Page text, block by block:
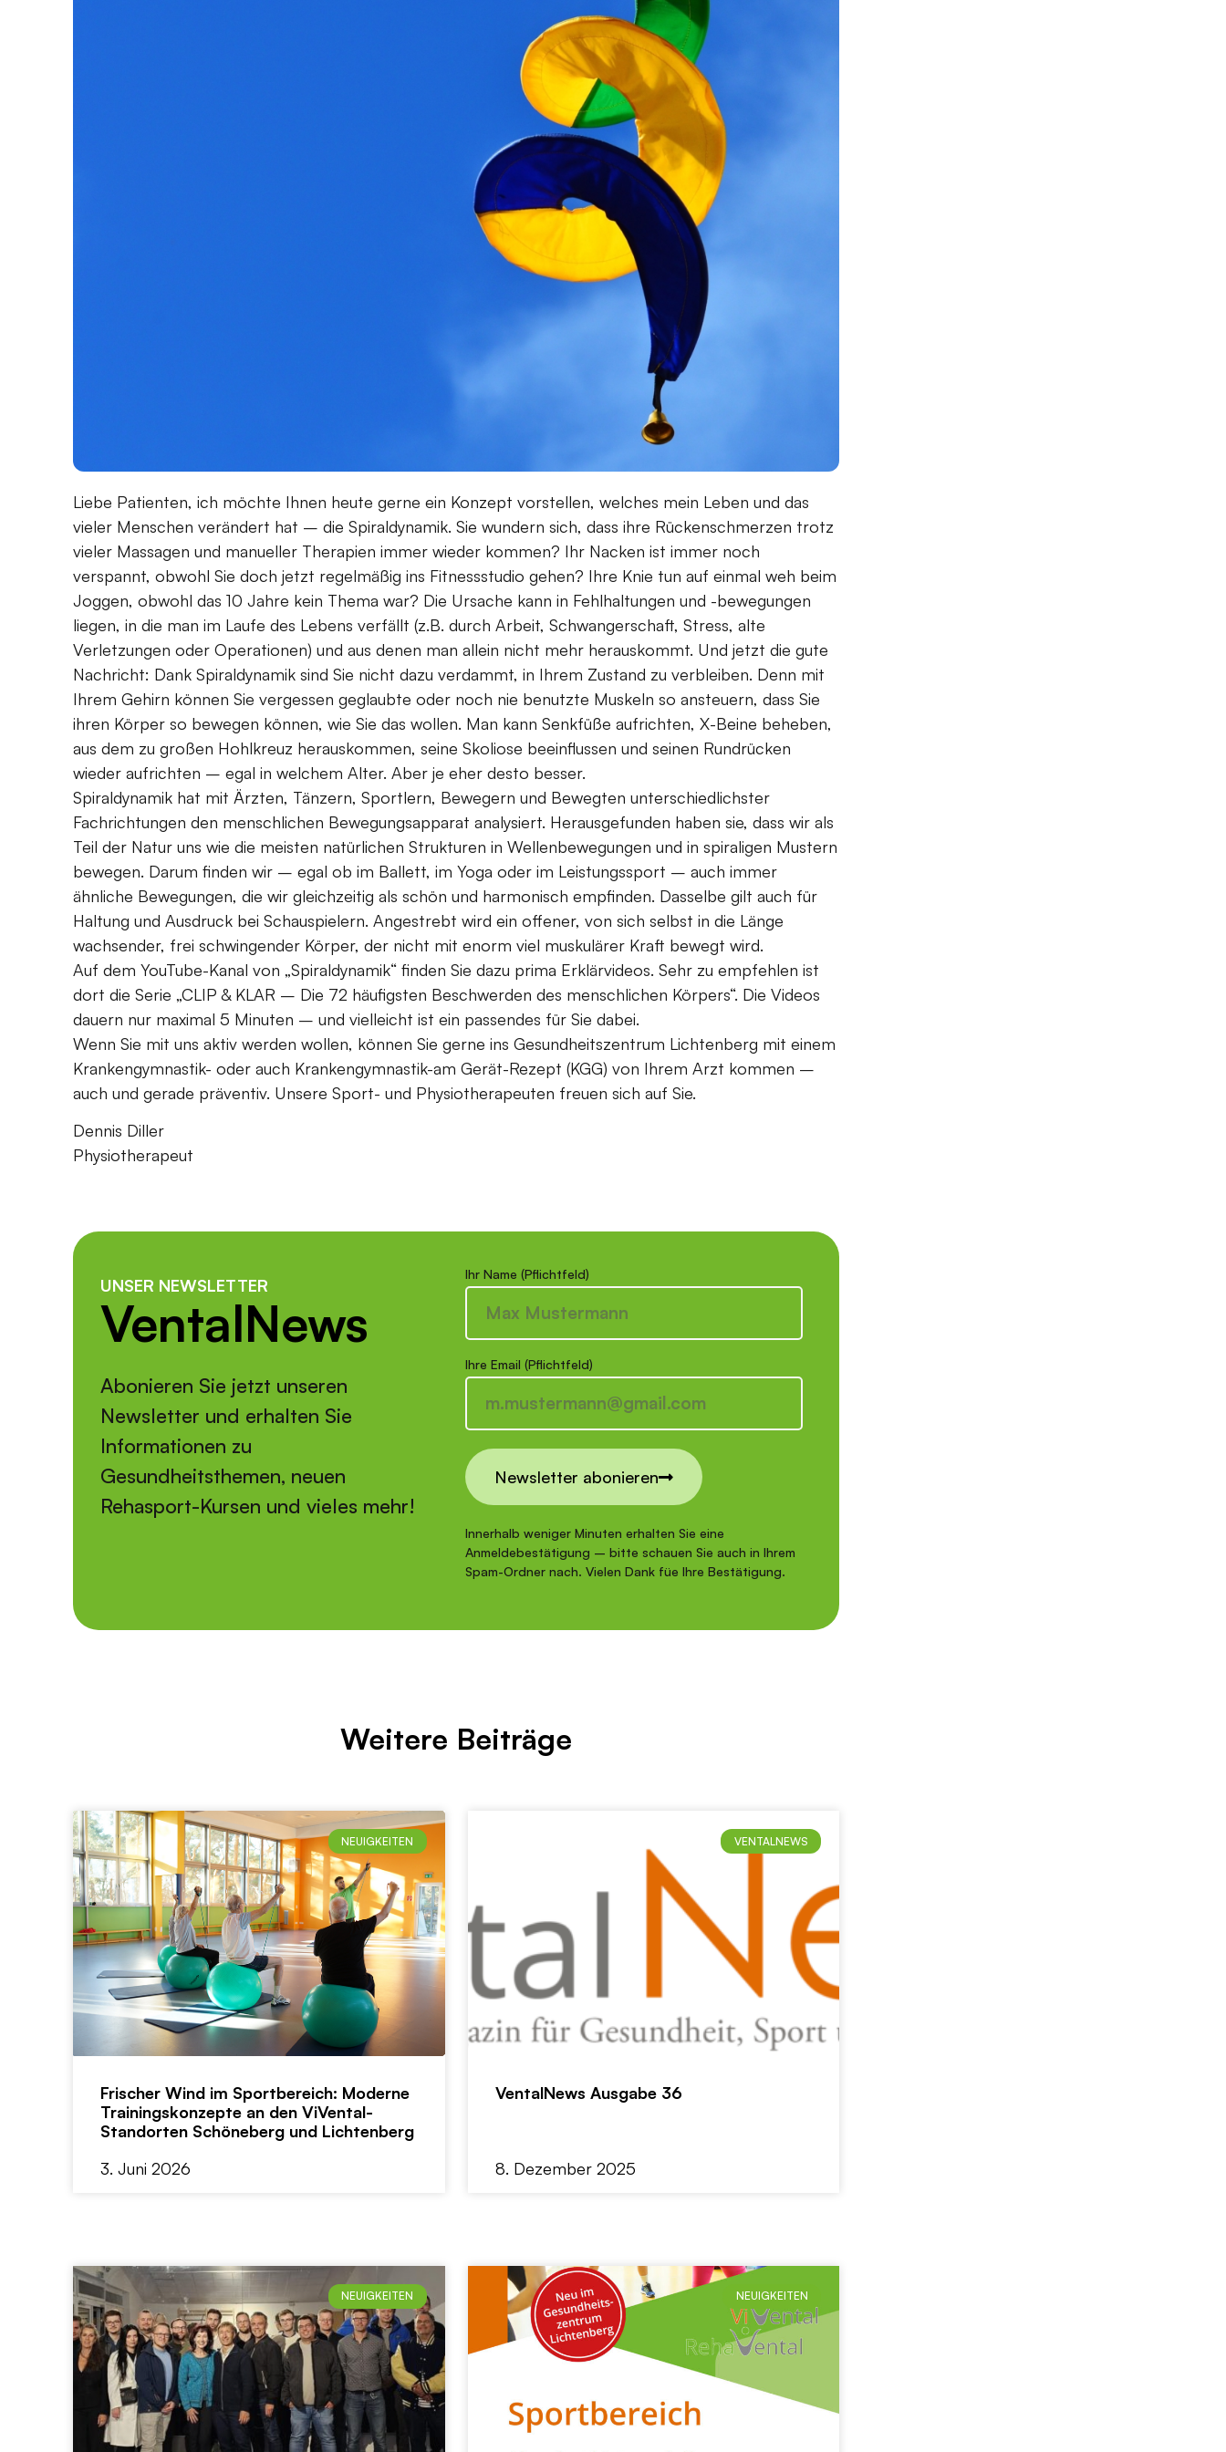
Liebe Patienten, ich möchte Ihnen heute gerne ein Konzept vorstellen, welches mein Leben und das
vieler Menschen verändert hat – die Spiraldynamik. Sie wundern sich, dass ihre Rückenschmerzen trotz
vieler Massagen und manueller Therapien immer wieder kommen? Ihr Nacken ist immer noch
verspannt, obwohl Sie doch jetzt regelmäßig ins Fitnessstudio gehen? Ihre Knie tun auf einmal weh beim
Joggen, obwohl das 10 Jahre kein Thema war? Die Ursache kann in Fehlhaltungen und -bewegungen
liegen, in die man im Laufe des Lebens verfällt (z.B. durch Arbeit, Schwangerschaft, Stress, alte
Verletzungen oder Operationen) und aus denen man allein nicht mehr herauskommt. Und jetzt die gute
Nachricht: Dank Spiraldynamik sind Sie nicht dazu verdammt, in Ihrem Zustand zu verbleiben. Denn mit
Ihrem Gehirn können Sie vergessen geglaubte oder noch nie benutzte Muskeln so ansteuern, dass Sie
ihren Körper so bewegen können, wie Sie das wollen. Man kann Senkfüße aufrichten, X-Beine beheben,
aus dem zu großen Hohlkreuz herauskommen, seine Skoliose beeinflussen und seinen Rundrücken
wieder aufrichten – egal in welchem Alter. Aber je eher desto besser.
Spiraldynamik hat mit Ärzten, Tänzern, Sportlern, Bewegern und Bewegten unterschiedlichster
Fachrichtungen den menschlichen Bewegungsapparat analysiert. Herausgefunden haben sie, dass wir als
Teil der Natur uns wie die meisten natürlichen Strukturen in Wellenbewegungen und in spiraligen Mustern
bewegen. Darum finden wir – egal ob im Ballett, im Yoga oder im Leistungssport – auch immer
ähnliche Bewegungen, die wir gleichzeitig als schön und harmonisch empfinden. Dasselbe gilt auch für
Haltung und Ausdruck bei Schauspielern. Angestrebt wird ein offener, von sich selbst in die Länge
wachsender, frei schwingender Körper, der nicht mit enorm viel muskulärer Kraft bewegt wird.
Auf dem YouTube-Kanal von „Spiraldynamik“ finden Sie dazu prima Erklärvideos. Sehr zu empfehlen ist
dort die Serie „CLIP & KLAR – Die 72 häufigsten Beschwerden des menschlichen Körpers“. Die Videos
dauern nur maximal 5 Minuten – und vielleicht ist ein passendes für Sie dabei.
Wenn Sie mit uns aktiv werden wollen, können Sie gerne ins Gesundheitszentrum Lichtenberg mit einem
Krankengymnastik- oder auch Krankengymnastik-am Gerät-Rezept (KGG) von Ihrem Arzt kommen –
auch und gerade präventiv. Unsere Sport- und Physiotherapeuten freuen sich auf Sie.
Dennis Diller
Physiotherapeut
UNSER NEWSLETTER
VentalNews
Abonieren Sie jetzt unseren
Newsletter und erhalten Sie
Informationen zu
Gesundheitsthemen, neuen
Rehasport-Kursen und vieles mehr!
Ihr Name (Pflichtfeld)
Ihre Email (Pflichtfeld)
Newsletter abonieren
Innerhalb weniger Minuten erhalten Sie eine
Anmeldebestätigung – bitte schauen Sie auch in Ihrem
Spam-Ordner nach. Vielen Dank füe Ihre Bestätigung.
Weitere Beiträge
NEUIGKEITEN
Frischer Wind im Sportbereich: Moderne
Trainingskonzepte an den ViVental-
Standorten Schöneberg und Lichtenberg
3. Juni 2026
VENTALNEWS
VentalNews Ausgabe 36
8. Dezember 2025
NEUIGKEITEN NEUIGKEITEN